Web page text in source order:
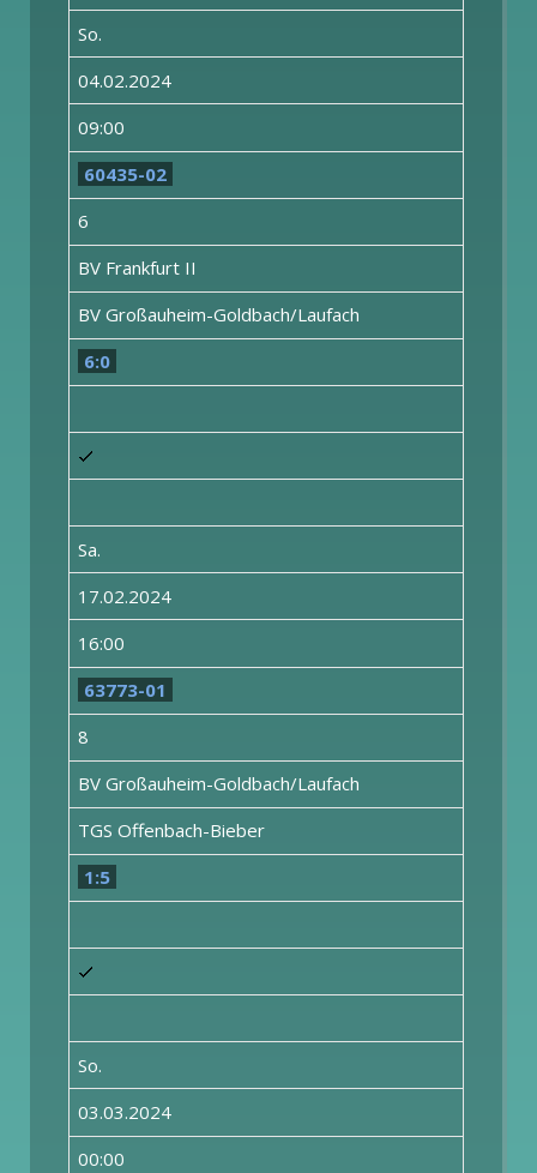
So.
04.02.2024
09:00
60435-02
6
BV Frankfurt II
BV Großauheim-Goldbach/Laufach
6:0
Sa.
17.02.2024
16:00
63773-01
8
BV Großauheim-Goldbach/Laufach
TGS Offenbach-Bieber
1:5
So.
03.03.2024
00:00